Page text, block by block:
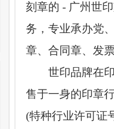
刻章的 - 广州世
务，专业承办党
章、合同章、发
世印品牌在印
售于一身的印章
(特种行业许可证